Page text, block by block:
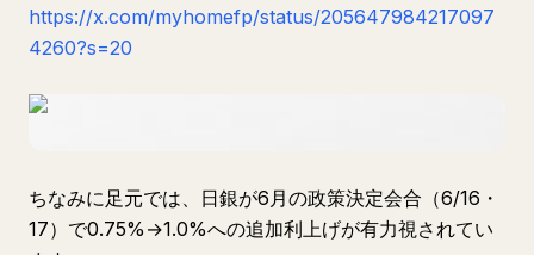
https://x.com/myhomefp/status/205647984217097
4260?s=20
ちなみに足元では、日銀が6月の政策決定会合（6/16・
17）で0.75%→1.0%への追加利上げが有力視されてい